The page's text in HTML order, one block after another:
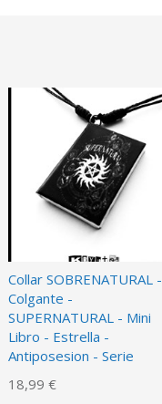
Collar SOBRENATURAL -
Colgante -
SUPERNATURAL - Mini
Libro - Estrella -
Antiposesion - Serie
18,99 €